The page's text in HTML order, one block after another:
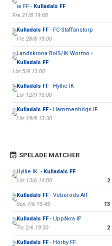
ie FF - Kulladals FF
Fre 21/8 19:00
Kulladals FF- FC Staffanstorp
Fre 28/8 19:00
Landskrona BoIS/IK Wormo -
Kulladals FF
Lör 5/9 13:00
Kulladals FF- Hyllie IK
Lör 12/9 15:00
Kulladals FF- Hammenhögs IF
Lör 19/9 13:30
SPELADE MATCHER
Hyllie IK - Kulladals FF
Lör 13/6 14:00
2
Kulladals FF- Veberöds AIF
Sön 7/6 13:45
13
Kulladals FF- Uppåkra IF
Tis 2/6 19:30
2
Kulladals FF- Hörby FF